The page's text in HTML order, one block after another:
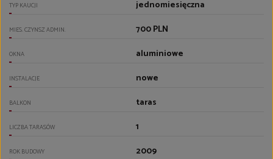
TYP KAUCJI jednomiesięczna
MIES. CZYNSZ ADMIN. 700 PLN
OKNA aluminiowe
INSTALACJE nowe
BALKON taras
LICZBA TARASÓW 1
ROK BUDOWY 2009